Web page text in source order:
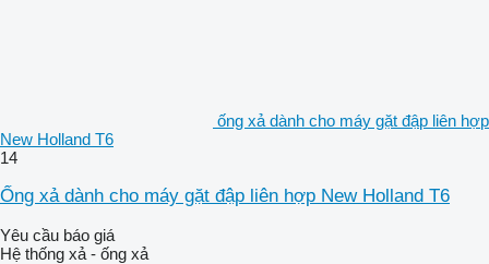
ống xả dành cho máy gặt đập liên hợp
New Holland T6
14
Ống xả dành cho máy gặt đập liên hợp New Holland T6
Yêu cầu báo giá
Hệ thống xả - ống xả